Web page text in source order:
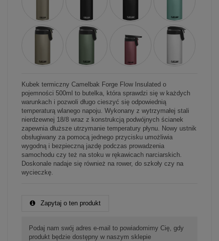
Kubek termiczny Camelbak Forge Flow Insulated o
pojemności 500ml to butelka, która sprawdzi się w każdych
warunkach i pozwoli długo cieszyć się odpowiednią
temperaturą wlanego napoju. Wykonany z wytrzymałej stali
nierdzewnej 18/8 wraz z konstrukcją podwójnych ścianek
zapewnia dłuższe utrzymanie temperatury płynu. Nowy ustnik
obsługiwany za pomocą jednego przycisku umożliwia
wygodną i bezpieczną jazdę podczas prowadzenia
samochodu czy też na stoku w rękawicach narciarskich.
Doskonale nadaje się również na rower, do szkoły czy na
wycieczkę.
Zapytaj o ten produkt
Podaj nam swój adres e-mail to powiadomimy Cię, gdy
produkt będzie dostępny w naszym sklepie